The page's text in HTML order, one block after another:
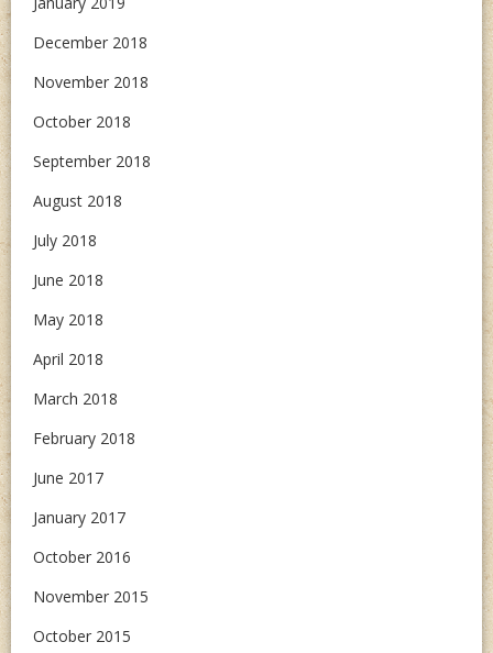
December 2018
November 2018
October 2018
September 2018
August 2018
July 2018
June 2018
May 2018
April 2018
March 2018
February 2018
June 2017
January 2017
October 2016
November 2015
October 2015